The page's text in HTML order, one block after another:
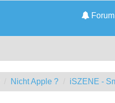
Forum
Nicht Apple ? iSZENE -